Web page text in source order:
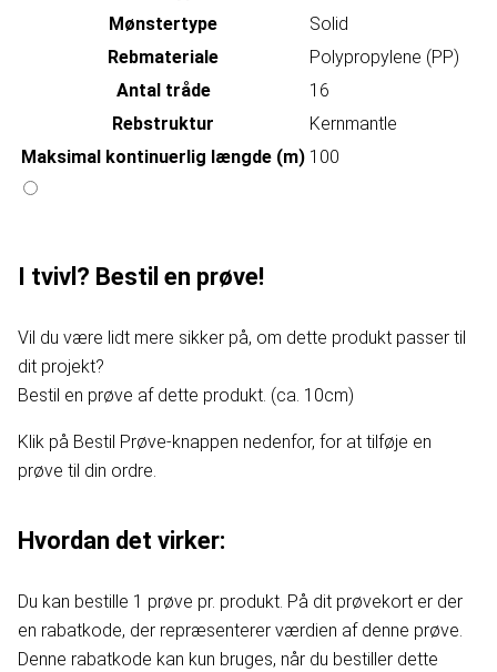
Mønstertype
Solid
Rebmateriale
Polypropylene (PP)
Antal tråde
16
Rebstruktur
Kernmantle
Maksimal kontinuerlig længde (m) 100
I tvivl? Bestil en prøve!
Vil du være lidt mere sikker på, om dette produkt passer til
dit projekt?
Bestil en prøve af dette produkt. (ca. 10cm)
Klik på Bestil Prøve-knappen nedenfor, for at tilføje en
prøve til din ordre.
Hvordan det virker:
Du kan bestille 1 prøve pr. produkt. På dit prøvekort er der
en rabatkode, der repræsenterer værdien af denne prøve.
Denne rabatkode kan kun bruges, når du bestiller dette